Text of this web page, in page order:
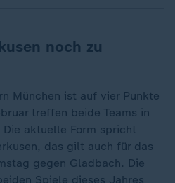
noch zu
München ist auf vier Punkte
treffen beide Teams in
Die aktuelle Form spricht
das gilt auch für das
gegen Gladbach. Die
Spiele dieses Jahres